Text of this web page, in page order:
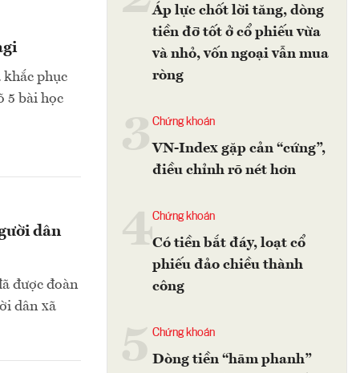
phục
5 bài học
dân
được đoàn
dân xã
Áp lực chốt lời tăng, dòng
tiền đỡ tốt ở cổ phiếu vừa
và nhỏ, vốn ngoại vẫn mua
ròng
Chứng khoán
VN-Index gặp cản “cứng”,
điều chỉnh rõ nét hơn
4Chứng khoán
Có tiền bắt đáy, loạt cổ
phiếu đảo chiều thành
công
Chứng khoán
Dòng tiền “hãm phanh”